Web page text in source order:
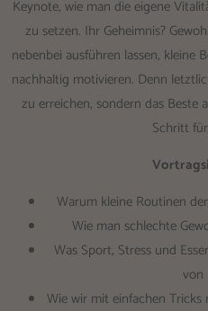
Keynote, wie man die eigene
zu setzen. Ihr Geheimnis?
nebenbei ausführen lassen, kleine
nachhaltig motivieren. Denn
zu erreichen, sondern das Beste
Schritt
Warum kleine Routinen
Wie man schlechte
Was Sport, Stress und
von
Wie wir mit einfachen